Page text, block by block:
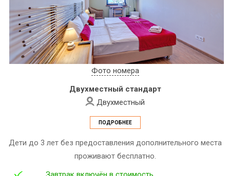
Фото номера
Двухместный стандарт
Двухместный
ПОДРОБНЕЕ
Дети до 3 лет без предоставления дополнительного места
проживают бесплатно.